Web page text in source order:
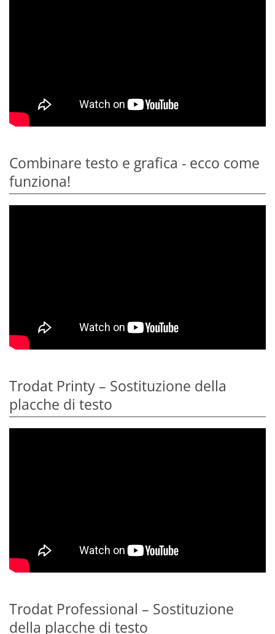
Combinare testo e grafica - ecco come
funziona!
Trodat Printy – Sostituzione della
placche di testo
Trodat Professional – Sostituzione
della placche di testo